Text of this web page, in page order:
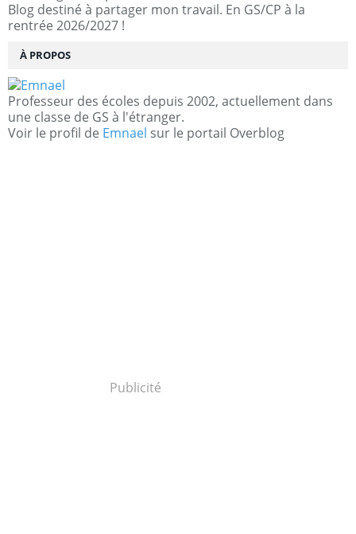
Blog destiné à partager mon travail. En GS/CP à la
rentrée 2026/2027 !
À PROPOS
Professeur des écoles depuis 2002, actuellement dans
une classe de GS à l'étranger.
Voir le profil de Emnael sur le portail Overblog
Publicité